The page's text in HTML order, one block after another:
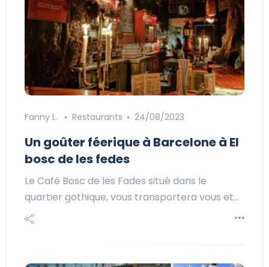
Fanny L. Restaurants 24/08/2023
Un goûter féerique à Barcelone à El
bosc de les fedes
Le Café Bosc de les Fades situé dans le
quartier gothique, vous transportera vous et…